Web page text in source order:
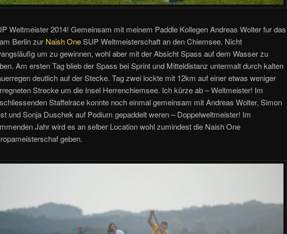
Weltmeister 2014! Gemeinsam mit meinem Paddle Kollegen Andreas Wolter fur das
Berlin zur Naish OneSUP Weltmeisterschaft an den Chiemsee. Nicht
um zu gewinnen, wohl aber mit der Absicht Spass auf dem Wasser zu
Am ersten Tag blieb der Spass bei Sprint und Mitteldistanz untermalt durch kalten
deutlich auf der Stecke. Tag zwei lockte mit 12km auf einer etwas weniger
Strecke um die Insel Herrenchiemsee. Ich kürze ab – Weltmeister! Im
Staffelrace konnte noch einmal gemeinsam mit Andreas Wolter, Simon
und Sonja Duschek auf Podium gepaddelt weren – Doppelweltmeister! Im
Jahr wird es an selber Location wohl zumindest die Naish One
geben.